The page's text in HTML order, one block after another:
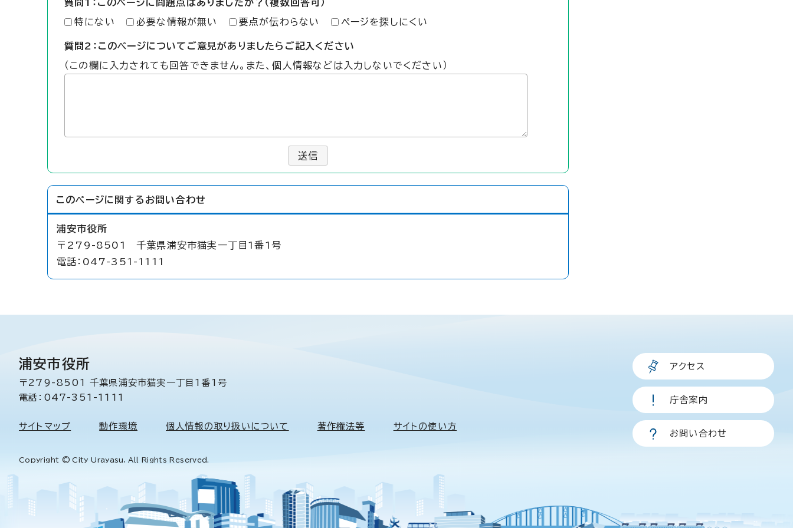
質問1：このページに問題点はありましたか？（複数回答可）
特にない 必要な情報が無い 要点が伝わらない ページを探しにくい
質問2：このページについてご意見がありましたらご記入ください
（この欄に入力されても回答できません。また、個人情報などは入力しないでください）
送信
このページに関する お問い合わせ
浦安市役所
〒279-8501 千葉県浦安市猫実一丁目1番1号
電話：047-351-1111
浦安市役所
〒279-8501 千葉県浦安市猫実一丁目1番1号
電話：047-351-1111
サイトマップ 動作環境 個人情報の取り扱いについて 著作権法等 サイトの使い方
アクセス
庁舎案内
お問い合わせ
Copyright © City Urayasu, All Rights Reserved.